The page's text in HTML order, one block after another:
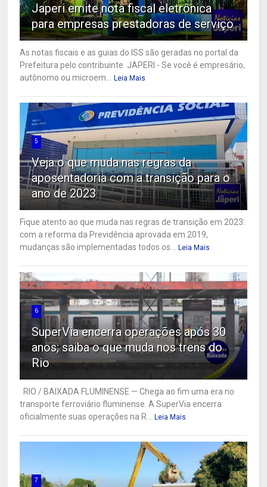
Japeri emite nota fiscal eletrônica
para empresas prestadoras de serviço
As notas fiscais e as guias do ISS são geradas no portal da
Prefeitura pelo contribuinte JAPERI - Se você é empresário,
autônomo ou microem...
Leia Mais
5
Veja o que muda nas regras da
aposentadoria com a transição para o
ano de 2023
Fique atento ao que muda nas regras de transição em 2023:
com a reforma da Previdência aprovada em 2019,
mudanças são implementadas todos os...
Leia Mais
6
SuperVia encerra operações após 30
anos; saiba o que muda nos trens do
Rio
RIO / BAIXADA FLUMINENSE — Chega ao fim uma era no
transporte ferroviário fluminense. A SuperVia encerra
oficialmente suas operações na R...
Leia Mais
7